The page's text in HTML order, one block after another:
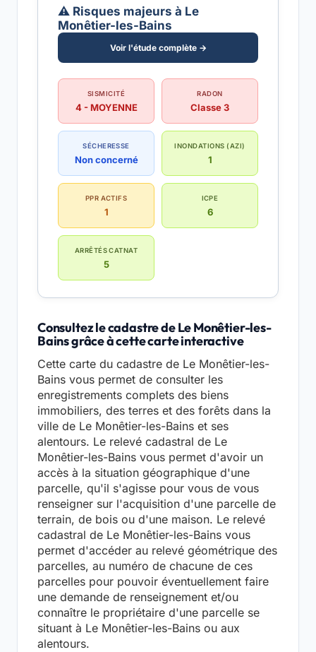
⚠️ Risques majeurs à Le
Monêtier-les-Bains
Voir l'étude complète →
SISMICITÉ
4 - MOYENNE
RADON
Classe 3
SÉCHERESSE
Non concerné
INONDATIONS (AZI)
1
PPR ACTIFS
1
ICPE
6
ARRÊTÉS CATNAT
5
Consultez le cadastre de Le Monêtier-les-
Bains grâce à cette carte interactive
Cette carte du cadastre de Le Monêtier-les-
Bains vous permet de consulter les
enregistrements complets des biens
immobiliers, des terres et des forêts dans la
ville de Le Monêtier-les-Bains et ses
alentours. Le relevé cadastral de Le
Monêtier-les-Bains vous permet d'avoir un
accès à la situation géographique d'une
parcelle, qu'il s'agisse pour vous de vous
renseigner sur l'acquisition d'une parcelle de
terrain, de bois ou d'une maison. Le relevé
cadastral de Le Monêtier-les-Bains vous
permet d'accéder au relevé géométrique des
parcelles, au numéro de chacune de ces
parcelles pour pouvoir éventuellement faire
une demande de renseignement et/ou
connaître le propriétaire d'une parcelle se
situant à Le Monêtier-les-Bains ou aux
alentours.